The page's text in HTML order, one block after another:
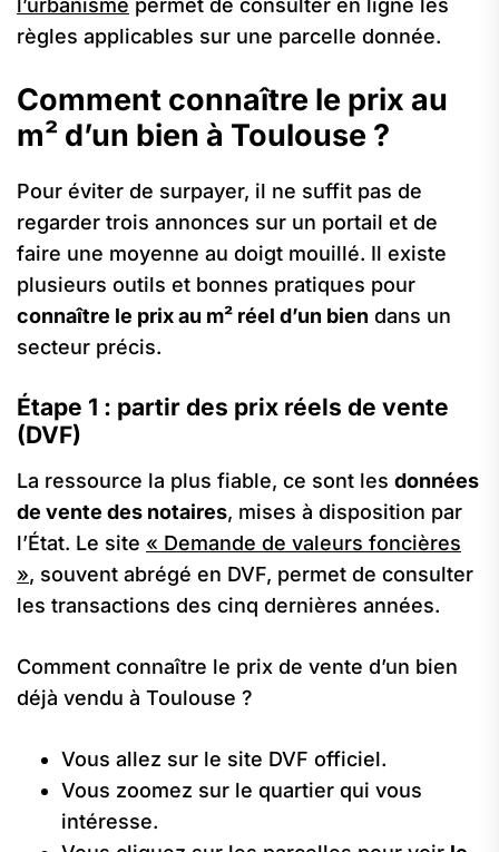
l’urbanisme permet de consulter en ligne les
règles applicables sur une parcelle donnée.
Comment connaître le prix au
m² d’un bien à Toulouse ?
Pour éviter de surpayer, il ne suffit pas de
regarder trois annonces sur un portail et de
faire une moyenne au doigt mouillé. Il existe
plusieurs outils et bonnes pratiques pour
connaître le prix au m² réel d’un bien dans un
secteur précis.
Étape 1 : partir des prix réels de vente
(DVF)
La ressource la plus fiable, ce sont les données
de vente des notaires, mises à disposition par
l’État. Le site « Demande de valeurs foncières
», souvent abrégé en DVF, permet de consulter
les transactions des cinq dernières années.
Comment connaître le prix de vente d’un bien
déjà vendu à Toulouse ?
Vous allez sur le site DVF officiel.
Vous zoomez sur le quartier qui vous
intéresse.